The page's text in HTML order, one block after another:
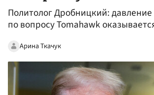
Политолог Дробницкий:
по вопросу Tomahawk
Арина Ткачук